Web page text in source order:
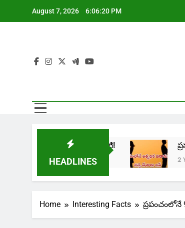
August 7, 2026 6:06:21 PM
HEADLINES
ప్రపంచంలోనే 94%
2 Years Ago
Home Interesting Facts ప్రపంచంలోనే